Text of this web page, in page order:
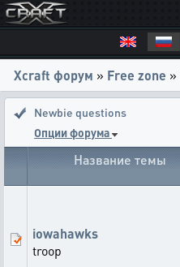
Xcraft форум » Free zone »
Newbie questions
Опции форума
Название темы
iowahawks
troop